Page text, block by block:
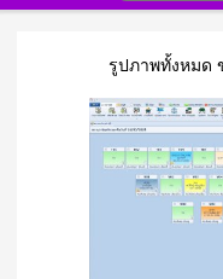
รูปภาพทั้งหมด